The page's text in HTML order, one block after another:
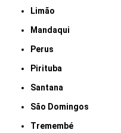
Limão
Mandaqui
Perus
Pirituba
Santana
São Domingos
Tremembé